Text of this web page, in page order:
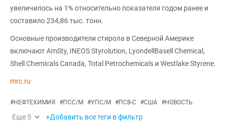
увеличилось на 1% относительно показателя годом ранее и
составило 234,86 тыс. тонн.
Основные производители стирола в Северной Америке
включают AmSty, INEOS Styrolution, LyondellBasell Chemical,
Shell Chemicals Canada, Total Petrochemicals и Westlake Styrene.
mrc.ru
#НЕФТЕХИМИЯ #ПСС/М #УПС/М #ПСВ-С #США #НОВОСТЬ
Еще 5 +Добавить все теги в фильтр